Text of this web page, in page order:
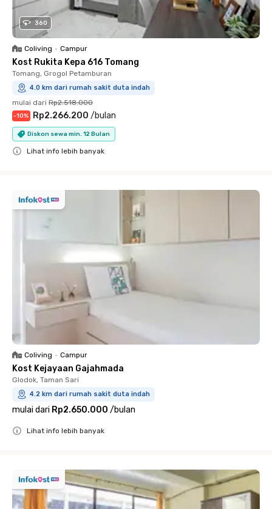
360
Coliving • Campur
Kost Rukita Kepa 616 Tomang
Tomang, Grogol Petamburan
4.0 km dari rumah sakit duta indah
mulai dari Rp2.518.000
-10% Rp2.266.200 /bulan
Diskon sewa min. 12 Bulan
Lihat info lebih banyak
Coliving • Campur
Kost Kejayaan Gajahmada
Glodok, Taman Sari
4.2 km dari rumah sakit duta indah
mulai dari Rp2.650.000 /bulan
Lihat info lebih banyak